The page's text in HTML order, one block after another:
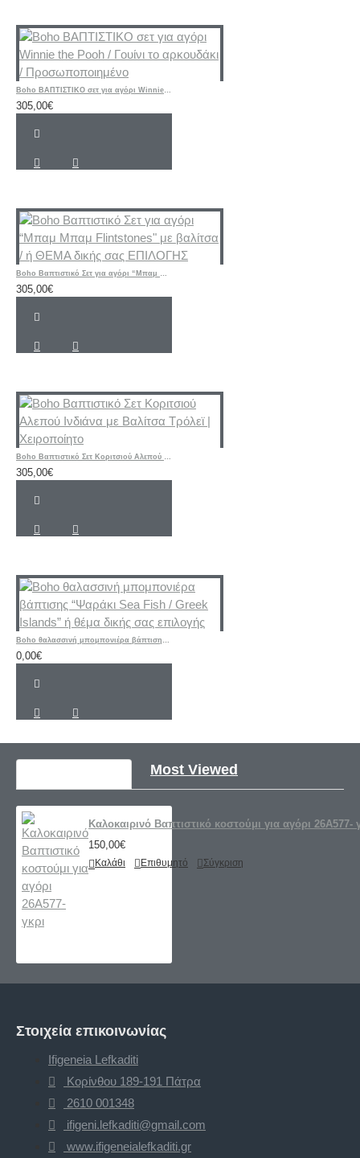
Boho ΒΑΠΤΙΣΤΙΚΟ σετ για αγόρι Winnie the Pooh / Γουίνι το αρκουδάκι / Προσωποποιημένο
305,00€
Boho Βαπτιστικό Σετ για αγόρι “Μπαμ Μπαμ Flintstones" με βαλίτσα / ή ΘΕΜΑ δικής σας ΕΠΙΛΟΓΗΣ
305,00€
Boho Βαπτιστικό Σετ Κοριτσιού Αλεπού Ινδιάνα με Βαλίτσα Τρόλεϊ | Χειροποίητο
305,00€
Boho θαλασσινή μπομπονιέρα βάπτισης “Ψαράκι Sea ​​Fish / Greek Islands” ή θέμα δικής σας επιλογής
0,00€
Most Viewed
Καλοκαιρινό Βαπτιστικό κοστούμι για αγόρι 26A577-
150,00€
Καλάθι Επιθυμητό Σύγκριση
Στοιχεία επικοινωνίας
Ifigeneia Lefkaditi
Κορίνθου 189-191 Πάτρα
2610 001348
ifigeni.lefkaditi@gmail.com
www.ifigeneialefkaditi.gr